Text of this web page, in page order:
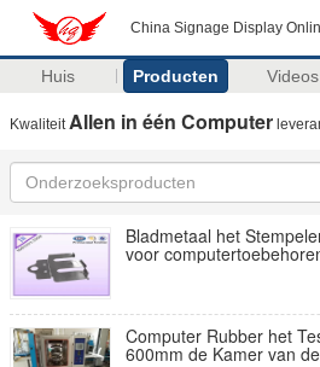
China Signage Display
Huis Producten Videos
KwaliteitAllen in één Computer
Bladmetaal het
voor
Computer Rubber het
600mm de Kamer van